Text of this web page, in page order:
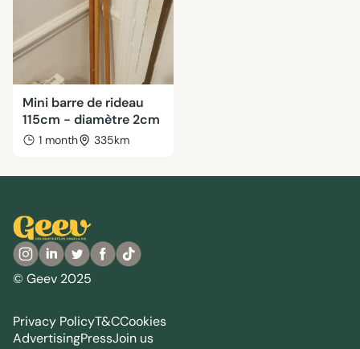
Mini barre de rideau
115cm - diamètre 2cm
1 month 335km
© Geev 2025
Privacy PolicyT&CCookies
AdvertisingPressJoin us